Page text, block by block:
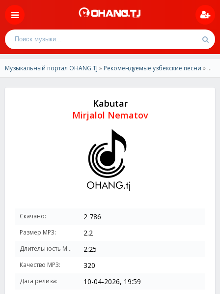
Музыкальный портал OHANG.TJ » Рекомендуемые узбекские песни » Mirjalol Nematov - Kabutar
Kabutar
Mirjalol Nematov
Скачано: 2 786
Размер MP3: 2.2
Длительность MP3: 2:25
Качество MP3: 320
Дата релиза: 10-04-2026, 19:59